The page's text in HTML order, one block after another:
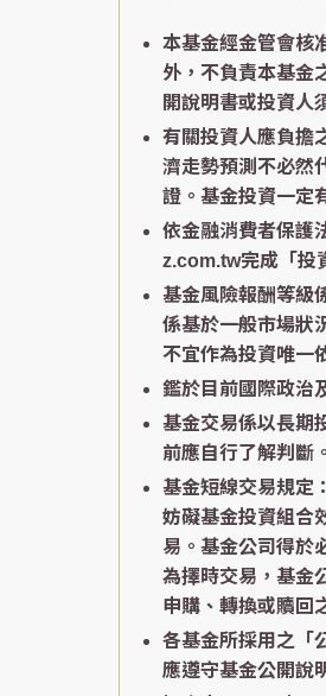
本基金經金管會核
外，不負責本基金
開說明書或投資人
有關投資人應負擔
濟走勢預測不必然
證。基金投資一定
依金融消費者保護
z.com.tw完成「投
基金風險報酬等級
係基於一般市場狀
不宜作為投資唯一
鑑於目前國際政治
基金交易係以長期
前應自行了解判斷。
基金短線交易規定
妨礙基金投資組合
易。基金公司得於
為擇時交易，基金
申購、轉換或贖回
各基金所採用之「
應遵守基金公開說